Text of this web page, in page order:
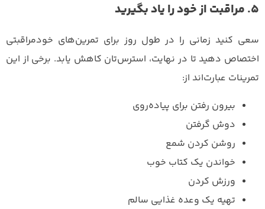
5. مراقبت از خود را یاد بگیرید
سعی کنید زمانی را در طول روز برای تمرین‌های خودمراقبتی
اختصاص دهید تا در نهایت، استرس‌تان کاهش یابد. برخی از این
تمرینات عبارت‌اند از:
بیرون رفتن برای پیاده‌روی
دوش گرفتن
روشن کردن شمع
خواندن یک کتاب خوب
ورزش کردن
تهیه یک وعده غذایی سالم